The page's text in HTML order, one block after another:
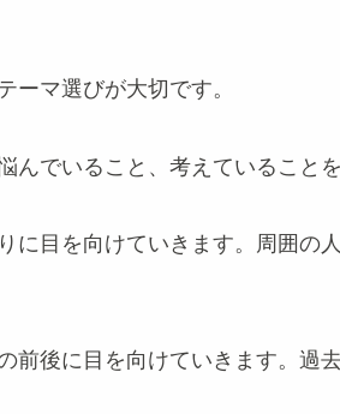
ーマ選びが大切です。
んでいること、考えていること
に目を向けていきます。周囲の
前後に目を向けていきます。過